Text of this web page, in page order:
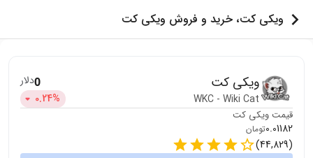
ویکی کت، خرید و فروش ویکی کت
ویکی کت
WKC - Wiki Cat
0دلار
0.24%
قیمت ویکی کت
0.01182تومان
(
44,829
)